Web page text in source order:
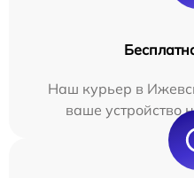
Наш курьер в
ваше устройство